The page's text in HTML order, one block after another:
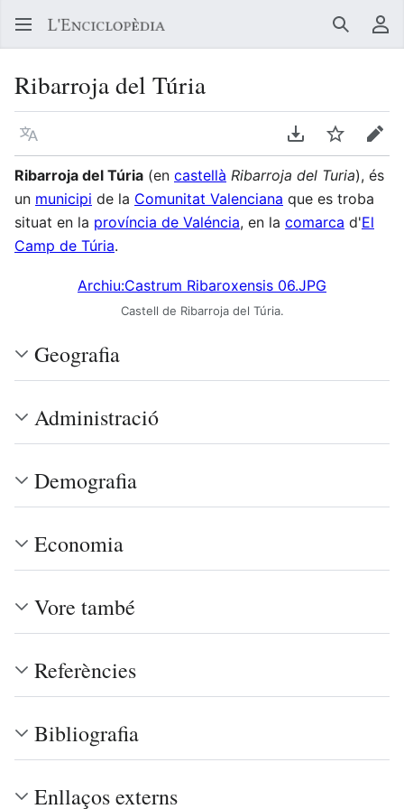
Buscar
Ribarroja del Túria
Llegir en un atre idioma Descarregar en
Vigilar
Ribarroja del Túria (en castellà Ribarroja del Turia), és
un municipi de la Comunitat Valenciana que es troba
situat en la província de Valéncia, en la comarca d'El
Camp de Túria.
Archiu:Castrum Ribaroxensis 06.JPG
Castell de Ribarroja del Túria.
Geografia
Administració
Demografia
Economia
Vore també
Referències
Bibliografia
Enllaços externs